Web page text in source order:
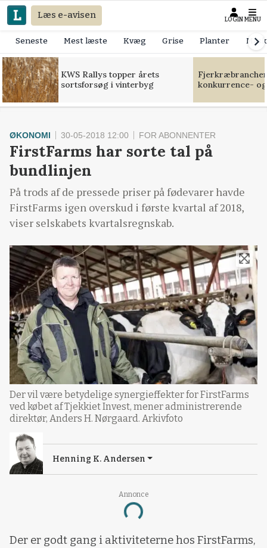
Læs e-avisen LOGIN MENU
Seneste Mest læste Kvæg Grise Planter
KWS Rallys topper årets
sortsforsøg i vinterbyg
konkurrence-
Annonce
Loading...
ØKONOMI 30-05-2018 12:00 FOR ABONNENTER
FirstFarms har sorte tal på
bundlinjen
På trods af de pressede priser på fødevarer havde
FirstFarms igen overskud i første kvartal af 2018,
viser selskabets kvartalsregnskab.
Der vil være betydelige synergieffekter for FirstFarms
ved købet af Tjekkiet Invest, mener administrerende
direktør, Anders H. Nørgaard. Arkivfoto
Henning K. Andersen
Der er godt gang i aktiviteterne hos FirstFarms,